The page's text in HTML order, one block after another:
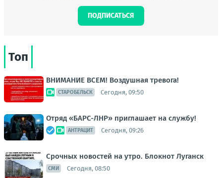
ПОДПИСАТЬСЯ
Топ
ВНИМАНИЕ ВСЕМ! Воздушная тревога!
СТАРОБЕЛЬСК Сегодня, 09:50
Отряд «БАРС-ЛНР» приглашает на службу!
АНТРАЦИТ Сегодня, 09:26
Срочных новостей на утро. Блокнот Луганск
СМИ Сегодня, 08:50